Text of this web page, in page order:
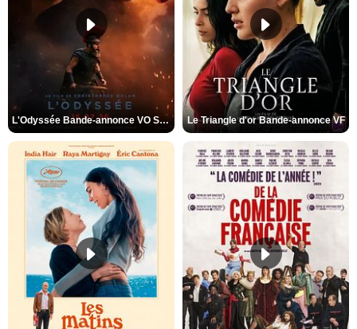
L'Odyssée Bande-annonce VO STFR Le Triangle d'or Bande-annonce VF